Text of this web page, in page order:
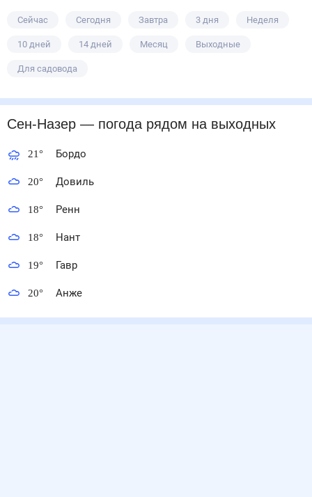
Сейчас Сегодня Завтра 3 дня Неделя
10 дней 14 дней Месяц Выходные
Для садовода
Сен-Назер— погода рядомна выходных
21° Бордо
20° Довиль
18° Ренн
18° Нант
19° Гавр
20° Анже